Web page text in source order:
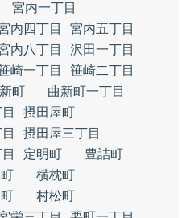
宮内一丁目
内四丁目
宮内五丁目
内八丁目
沢田一丁目
崎一丁目
笹崎二丁目
町
曲新町一丁目
摂田屋町
摂田屋三丁目
定明町
豊詰町
横枕町
村松町